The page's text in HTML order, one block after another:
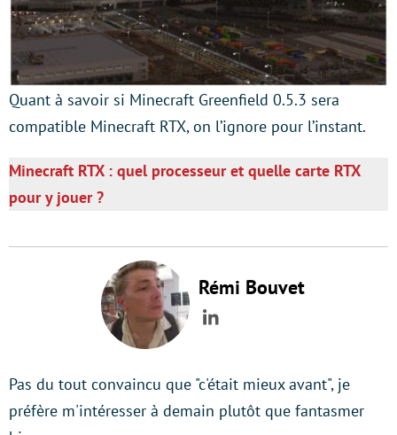
Quant à savoir si Minecraft Greenfield 0.5.3 sera
compatible Minecraft RTX, on l’ignore pour l’instant.
Minecraft RTX : quel processeur et quelle carte RTX
pour y jouer ?
Rémi Bouvet
LinkedIn
Pas du tout convaincu que "c'était mieux avant", je
préfère m'intéresser à demain plutôt que fantasmer